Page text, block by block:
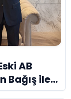
AB
Bağış ile